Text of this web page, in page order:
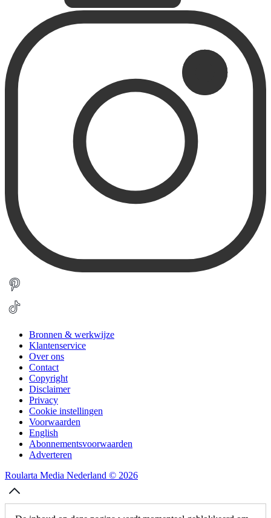
Bronnen & werkwijze
Klantenservice
Over ons
Contact
Copyright
Disclaimer
Privacy
Cookie instellingen
Voorwaarden
English
Abonnementsvoorwaarden
Adverteren
Roularta Media Nederland © 2026